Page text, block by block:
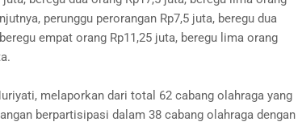
perunggu perorangan Rp7,5 juta, beregu dua
empat orang Rp11,25 juta, beregu lima orang
melaporkan dari total 62 cabang olahraga yang
berpartisipasi dalam 38 cabang olahraga dengan